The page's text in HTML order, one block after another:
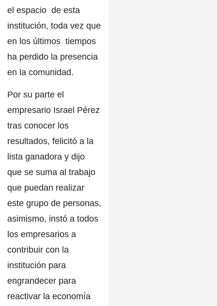
el espacio de esta
institución, toda vez que
en los últimos tiempos
ha perdido la presencia
en la comunidad.
Por su parte el
empresario Israel Pérez
tras conocer los
resultados, felicitó a la
lista ganadora y dijo
que se suma al trabajo
que puedan realizar
este grupo de personas,
asimismo, instó a todos
los empresarios a
contribuir con la
institución para
engrandecer para
reactivar la economía